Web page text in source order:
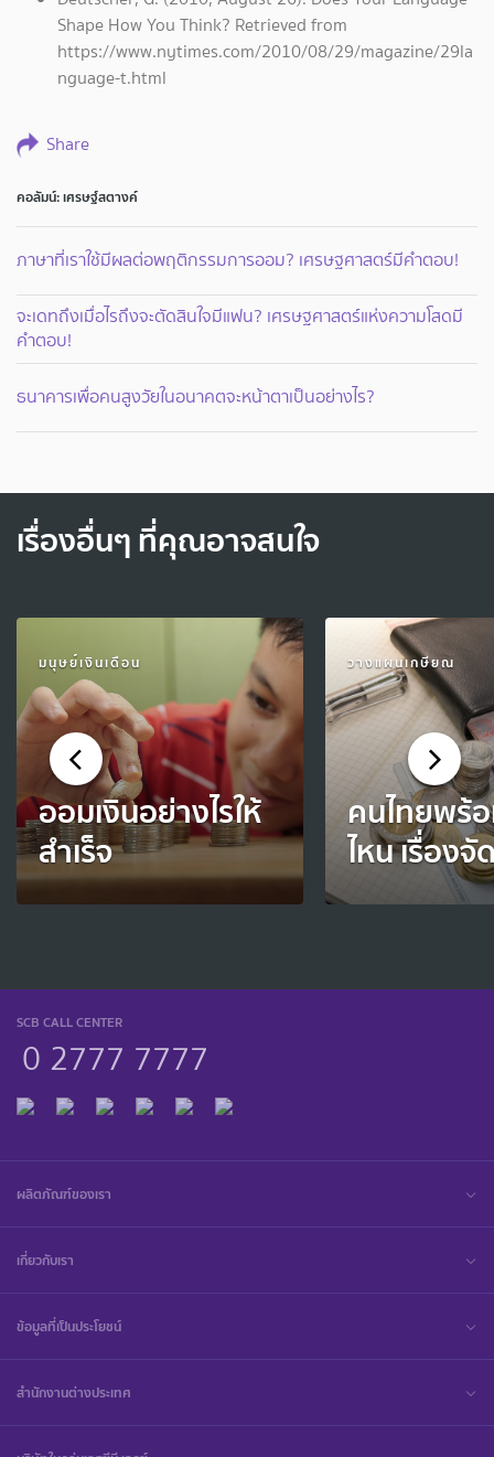
Shape How You Think? Retrieved from
https://www.nytimes.com/2010/08/29/magazine/29la
nguage-t.html
Share
คอลัมน์: เศรษฐ์สตางค์
ภาษาที่เราใช้มีผลต่อพฤติกรรมการออม? เศรษฐศาสตร์มีคำตอบ!
จะเดทถึงเมื่อไรถึงจะตัดสินใจมีแฟน? เศรษฐศาสตร์แห่งความโสดมี
คำตอบ!
ธนาคารเพื่อคนสูงวัยในอนาคตจะหน้าตาเป็นอย่างไร?
เรื่องอื่นๆ ที่คุณอาจสนใจ
มนุษย์เงินเดือน
ออมเงินอย่างไรให้
สำเร็จ
วางแผนเกษียณ
คนไทยพร้
ไหน เรื่องจั
SCB CALL CENTER
0 2777 7777
ผลิตภัณฑ์ของเรา
เกี่ยวกับเรา
ข้อมูลที่เป็นประโยชน์
สำนักงานต่างประเทศ